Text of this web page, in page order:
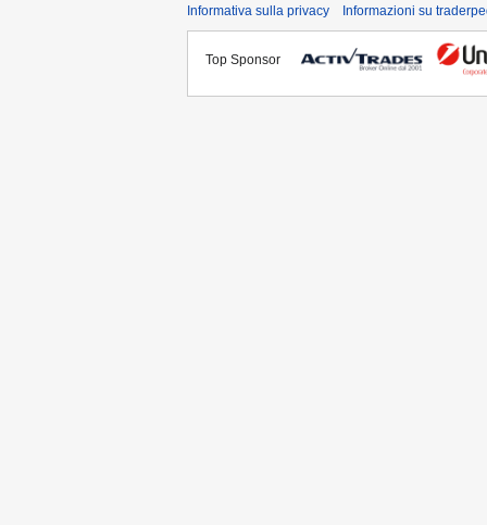
Informativa sulla privacy Informazioni su
Top Sponsor